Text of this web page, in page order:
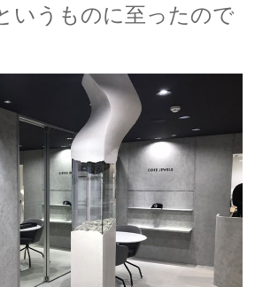
うものに至ったので